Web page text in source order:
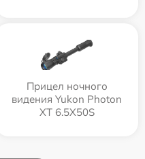
Прицел ночного
видения Yukon Photon
XT 6.5X50S